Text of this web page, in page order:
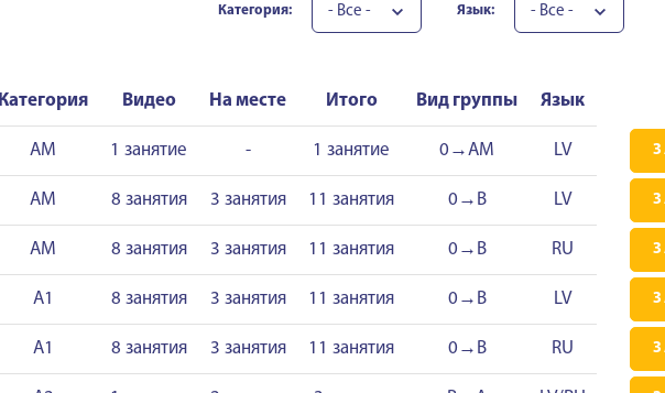
Категория: - Все - Язык: - Все -
Категория Видео На месте Итого Вид группы Язык
AM 1 занятие - 1 занятие 0→AM LV
AM 8 занятия 3 занятия 11 занятия 0→B LV
AM 8 занятия 3 занятия 11 занятия 0→B RU
A1 8 занятия 3 занятия 11 занятия 0→B LV
A1 8 занятия 3 занятия 11 занятия 0→B RU